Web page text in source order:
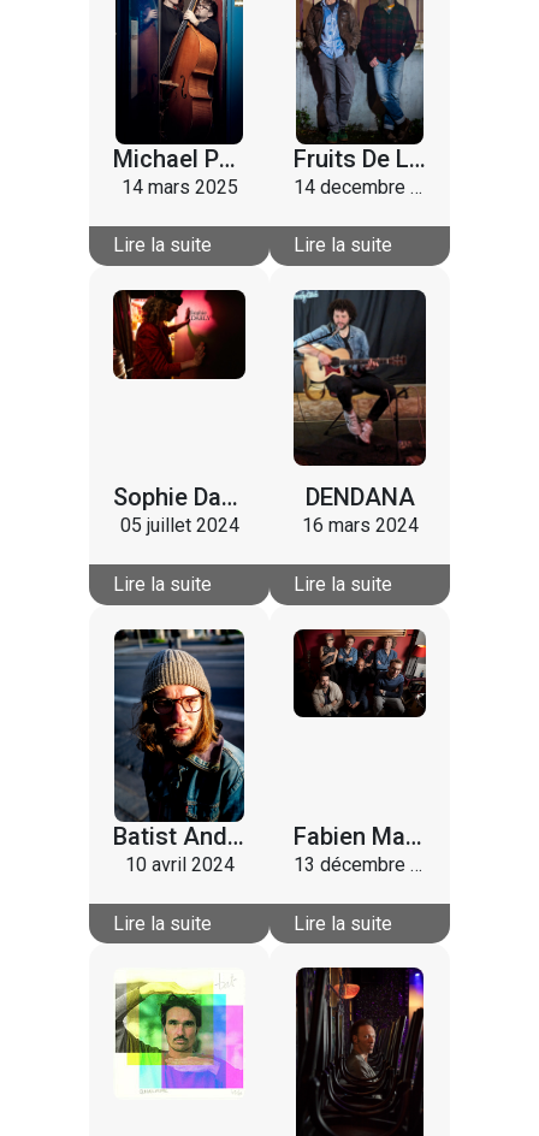
Michael Pauline And The Stars
14 mars 2025
Lire la suite
Fruits De La Passion
14 decembre 2024
Lire la suite
Sophie Darly
05 juillet 2024
Lire la suite
DENDANA
16 mars 2024
Lire la suite
Batist And The 73
10 avril 2024
Lire la suite
Fabien Martin, Casagrande, Jil Caplan, Armelle Pioline, Mike Ibrahim, Paul-Marie Barbier
13 décembre 2023
Lire la suite